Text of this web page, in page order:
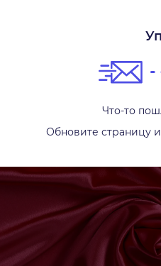
Что-то
Обновите страницу